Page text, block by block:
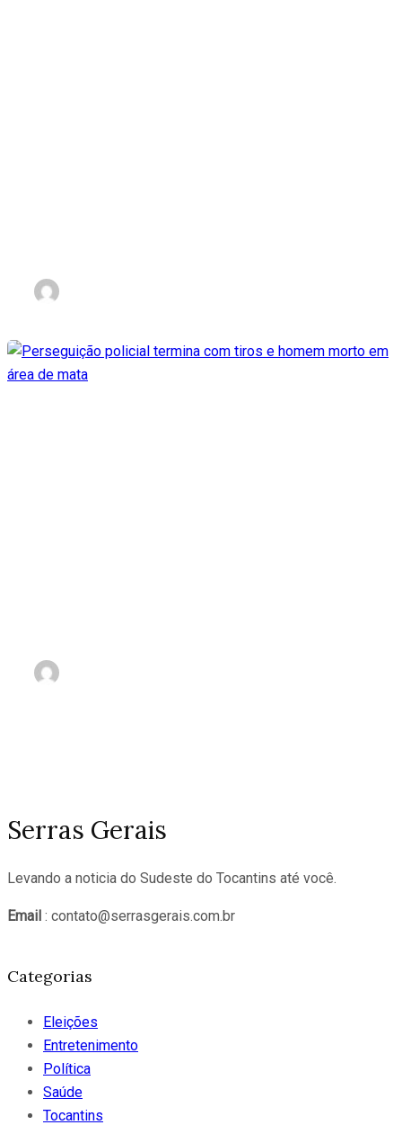
Serras Gerais
Levando a noticia do Sudeste do Tocantins até você.
Email : contato@serrasgerais.com.br
Categorias
Eleições
Entretenimento
Política
Saúde
Tocantins